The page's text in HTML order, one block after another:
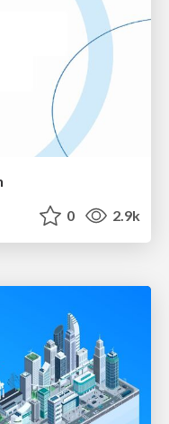
0 2.9k